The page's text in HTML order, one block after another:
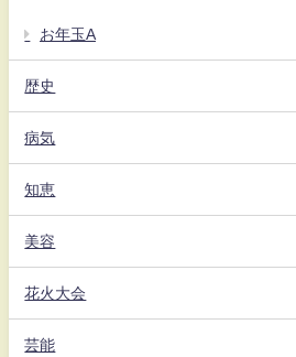
お年玉A
歴史
病気
知恵
美容
花火大会
芸能